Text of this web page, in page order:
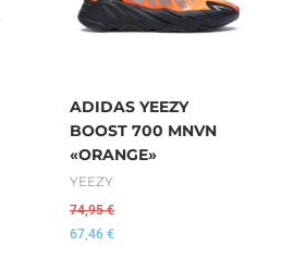
ADIDAS YEEZY
BOOST 700 MNVN
«ORANGE»
YEEZY
74,95€
67,46 €